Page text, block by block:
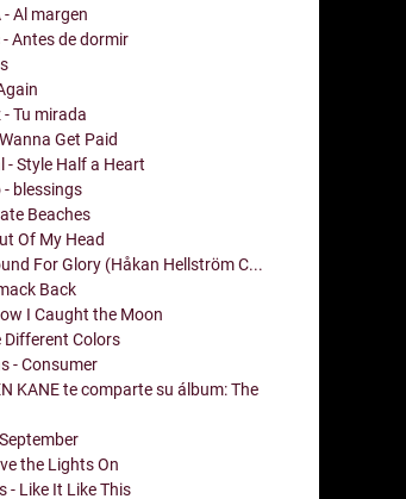
- Al margen
Antes de dormir
Tu mirada
Get Paid
- Style Half a Heart
blessings
Beaches
Of My Head
For Glory (Håkan Hellström C...
Back
I Caught the Moon
Different Colors
- Consumer
KANE te comparte su álbum: The
the Lights On
- Like It Like This